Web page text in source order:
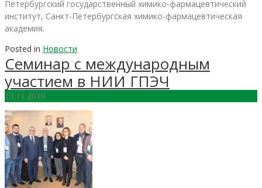
Петербургский государственный химико-фармацевтический
институт, Санкт-Петербургская химико-фармацевтическая
академия.
Posted in Новости
Семинар с международным
участием в НИИ ГПЭЧ
13.11.2019